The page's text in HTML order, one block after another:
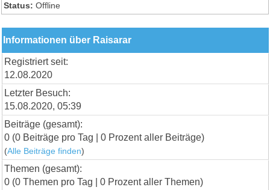
Status: Offline
Informationen über Raisarar
Registriert seit:
12.08.2020
Letzter Besuch:
15.08.2020, 05:39
Beiträge (gesamt):
0 (0 Beiträge pro Tag | 0 Prozent aller Beiträge)
(Alle Beiträge finden)
Themen (gesamt):
0 (0 Themen pro Tag | 0 Prozent aller Themen)